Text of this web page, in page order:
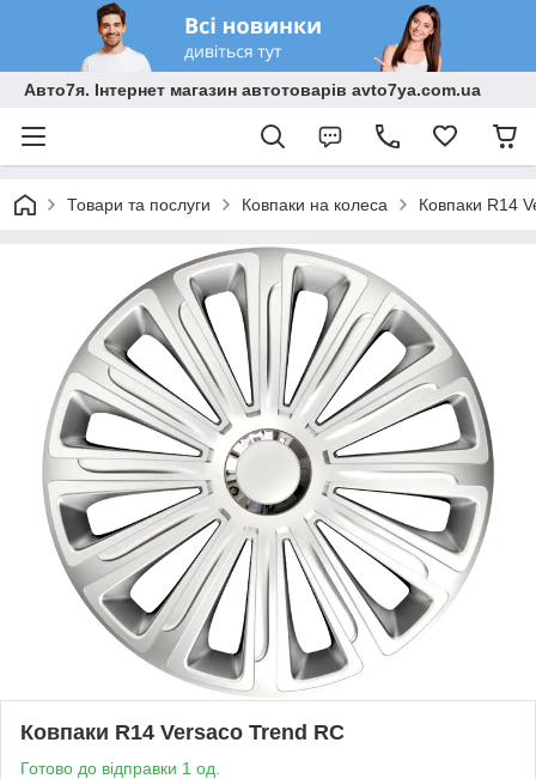
Авто7я. Інтернет магазин автотоварів avto7ya.com.ua
Товари та послуги Ковпаки на колеса Ковпаки R14
Ковпаки R14 Versaco Trend RC
Готово до відправки 1 од.